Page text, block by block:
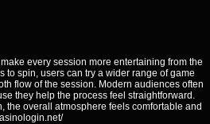
every session more entertaining from the
to spin, users can try a wider range of game
flow of the session. Modern audiences often
they help the process feel straightforward.
the overall atmosphere feels comfortable and